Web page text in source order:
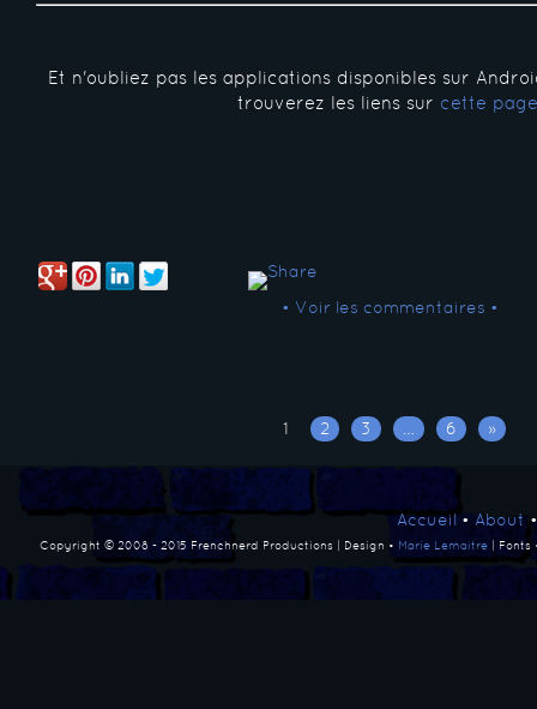
Et n'oubliez pas les applications disponibles sur
trouverez les liens sur cette page
• Voir les commentaires •
1 2 3 6 »
Accueil• About
Copyright © 2008 - 2015 Frenchnerd Productions | Design • Marie Lemaitre | Fonts